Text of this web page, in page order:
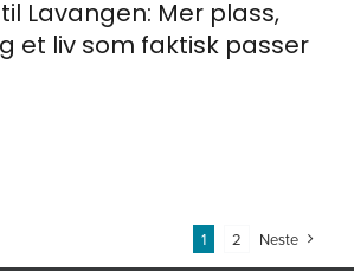
Lavangen: Mer plass,
et liv som faktisk passer
1 2 Neste